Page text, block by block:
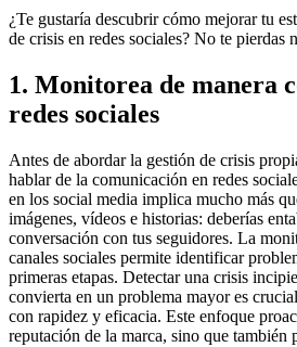
¿Te gustaría descubrir cómo mejorar tu
de crisis en redes sociales? No te pierdas
1. Monitorea de manera
redes sociales
Antes de abordar la gestión de crisis
hablar de la comunicación en redes
en los social media implica mucho más
imágenes, vídeos e historias: deberías
conversación con tus seguidores. La
canales sociales permite identificar
primeras etapas. Detectar una crisis
convierta en un problema mayor es
con rapidez y eficacia. Este enfoque
reputación de la marca, sino que también